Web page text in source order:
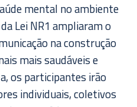
mental no ambiente
Lei NR1 ampliaram o
na construção
mais saudáveis e
os participantes irão
individuais, coletivos